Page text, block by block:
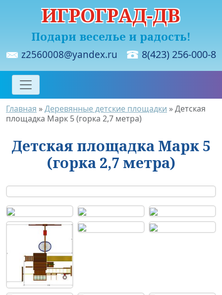
ИГРОГРАД-ДВ
Подари веселье и радость!
z2560008@yandex.ru 8(423) 256-000-8
Главная »Деревянные детские площадки » Детская
площадка Марк 5 (горка 2,7 метра)
Детская площадка Марк 5
(горка 2,7 метра)